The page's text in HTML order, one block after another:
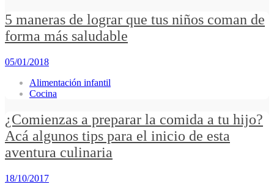
5 maneras de lograr que tus niños coman de
forma más saludable
05/01/2018
Alimentación infantil
Cocina
¿Comienzas a preparar la comida a tu hijo?
Acá algunos tips para el inicio de esta
aventura culinaria
18/10/2017